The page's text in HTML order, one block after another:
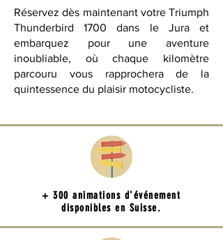
Réservez dès maintenant votre Triumph
Thunderbird 1700 dans le Jura et
embarquez pour une aventure
inoubliable, où chaque kilomètre
parcouru vous rapprochera de la
quintessence du plaisir motocycliste.
+ 300 animations d'événement
disponibles en Suisse.